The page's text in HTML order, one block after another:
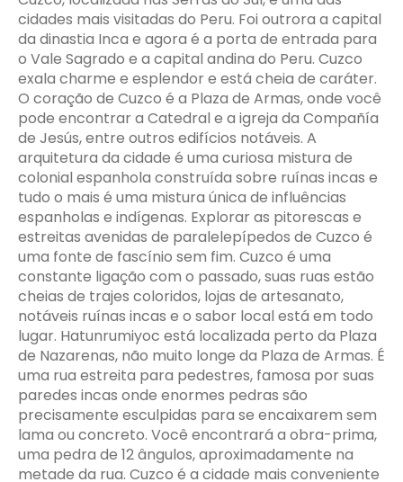
cidades mais visitadas do Peru. Foi outrora a capital
da dinastia Inca e agora é a porta de entrada para
o Vale Sagrado e a capital andina do Peru. Cuzco
exala charme e esplendor e está cheia de caráter.
O coração de Cuzco é a Plaza de Armas, onde você
pode encontrar a Catedral e a igreja da Compañía
de Jesús, entre outros edifícios notáveis. A
arquitetura da cidade é uma curiosa mistura de
colonial espanhola construída sobre ruínas incas e
tudo o mais é uma mistura única de influências
espanholas e indígenas. Explorar as pitorescas e
estreitas avenidas de paralelepípedos de Cuzco é
uma fonte de fascínio sem fim. Cuzco é uma
constante ligação com o passado, suas ruas estão
cheias de trajes coloridos, lojas de artesanato,
notáveis ruínas incas e o sabor local está em todo
lugar. Hatunrumiyoc está localizada perto da Plaza
de Nazarenas, não muito longe da Plaza de Armas. É
uma rua estreita para pedestres, famosa por suas
paredes incas onde enormes pedras são
precisamente esculpidas para se encaixarem sem
lama ou concreto. Você encontrará a obra-prima,
uma pedra de 12 ângulos, aproximadamente na
metade da rua. Cuzco é a cidade mais conveniente